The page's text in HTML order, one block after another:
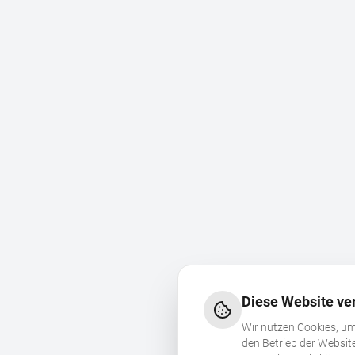
Diese Website
Wir nutzen Cookies,
den Betrieb der